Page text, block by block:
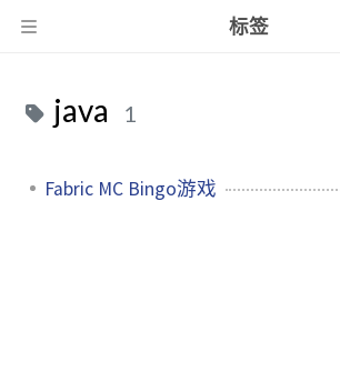
标签
java 1
Fabric MC Bingo游戏